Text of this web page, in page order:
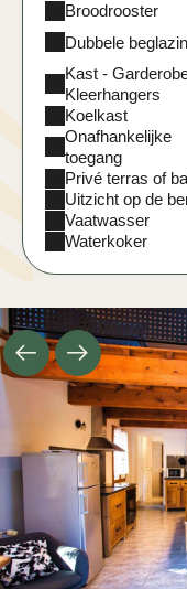
Broodrooster
Dubbele
Kast -
Kleerhangers
Koelkast
Onafhankelijke
toegang
Privé terras of
Uitzicht op de
Vaatwasser
Waterkoker